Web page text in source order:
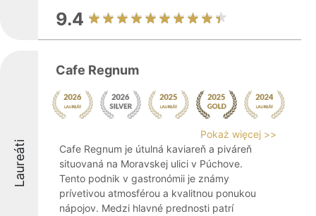
9.4
Laureáti
Cafe Regnum
Pokaż więcej >>
Cafe Regnum je útulná kaviareň a piváreň
situovaná na Moravskej ulici v Púchove.
Tento podnik v gastronómii je známy
prívetivou atmosférou a kvalitnou ponukou
nápojov. Medzi hlavné prednosti patrí